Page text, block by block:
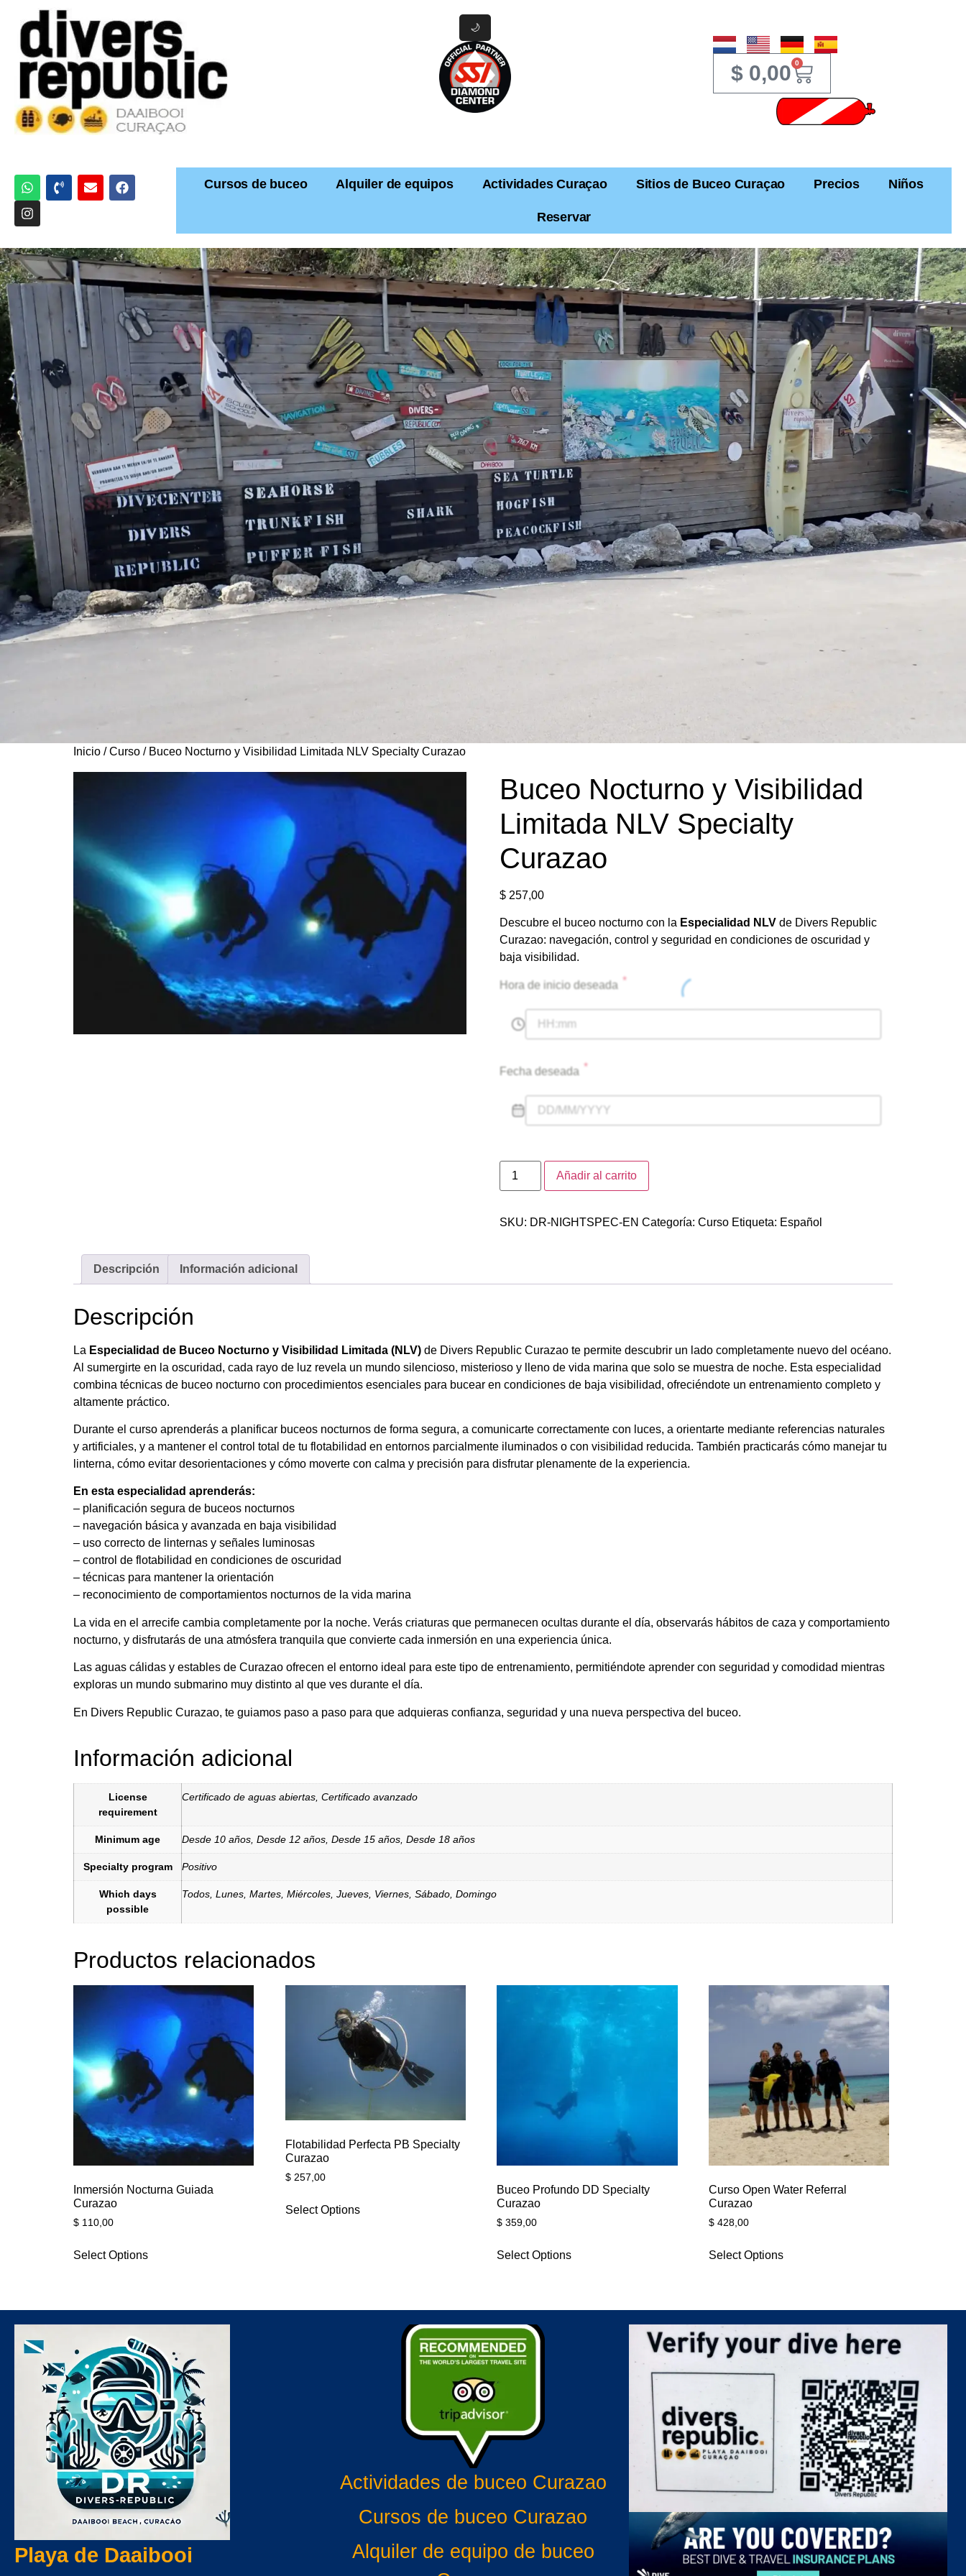
🌙
$0,00 0
Cursos de buceo Alquiler de equipos Actividades Curaçao Sitios de Buceo Curaçao Precios Niños
Reservar
Inicio /Curso / Buceo Nocturno y Visibilidad Limitada NLV Specialty Curazao
Buceo Nocturno y Visibilidad
Limitada NLV Specialty
Curazao
$257,00
Descubre el buceo nocturno con la Especialidad NLVde Divers Republic
Curazao: navegación, control y seguridad en condiciones de oscuridad y
baja visibilidad.
Hora de inicio deseada *
Fecha deseada *
Añadir al carrito
SKU: DR-NIGHTSPEC-EN Categoría: Curso Etiqueta: Español
Descripción Información adicional
Descripción
La Especialidad de Buceo Nocturno y Visibilidad Limitada (NLV) de Divers Republic Curazao te permite descubrir un lado completamente nuevo del océano.
Al sumergirte en la oscuridad, cada rayo de luz revela un mundo silencioso, misterioso y lleno de vida marina que solo se muestra de noche. Esta especialidad
combina técnicas de buceo nocturno con procedimientos esenciales para bucear en condiciones de baja visibilidad, ofreciéndote un entrenamiento completo y
altamente práctico.
Durante el curso aprenderás a planificar buceos nocturnos de forma segura, a comunicarte correctamente con luces, a orientarte mediante referencias naturales
y artificiales, y a mantener el control total de tu flotabilidad en entornos parcialmente iluminados o con visibilidad reducida. También practicarás cómo manejar tu
linterna, cómo evitar desorientaciones y cómo moverte con calma y precisión para disfrutar plenamente de la experiencia.
En esta especialidad aprenderás:
– planificación segura de buceos nocturnos
– navegación básica y avanzada en baja visibilidad
– uso correcto de linternas y señales luminosas
– control de flotabilidad en condiciones de oscuridad
– técnicas para mantener la orientación
– reconocimiento de comportamientos nocturnos de la vida marina
La vida en el arrecife cambia completamente por la noche. Verás criaturas que permanecen ocultas durante el día, observarás hábitos de caza y comportamiento
nocturno, y disfrutarás de una atmósfera tranquila que convierte cada inmersión en una experiencia única.
Las aguas cálidas y estables de Curazao ofrecen el entorno ideal para este tipo de entrenamiento, permitiéndote aprender con seguridad y comodidad mientras
exploras un mundo submarino muy distinto al que ves durante el día.
En Divers Republic Curazao, te guiamos paso a paso para que adquieras confianza, seguridad y una nueva perspectiva del buceo.
Información adicional
License
requirement
Certificado de aguas abiertas Certificado avanzado
Minimum age Desde 10 años Desde 12 años Desde 15 años Desde 18 años
Specialty program Positivo
Which days
possible
Todos Lunes Martes Miércoles Jueves Viernes Sábado Domingo
Productos relacionados
Inmersión Nocturna Guiada
Curazao
$ 110,00
Select Options
Flotabilidad Perfecta PB Specialty
Curazao
$257,00
Select Options
Buceo Profundo DD Specialty
Curazao
$ 359,00
Select Options
Curso Open Water Referral
Curazao
$ 428,00
Select Options
Playa de Daaibooi
Actividades de buceo Curazao
Cursos de buceo Curazao
Alquiler de equipo de buceo